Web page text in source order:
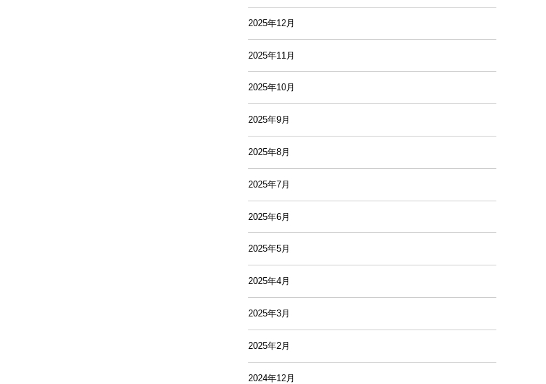
2025年12月
2025年11月
2025年10月
2025年9月
2025年8月
2025年7月
2025年6月
2025年5月
2025年4月
2025年3月
2025年2月
2024年12月